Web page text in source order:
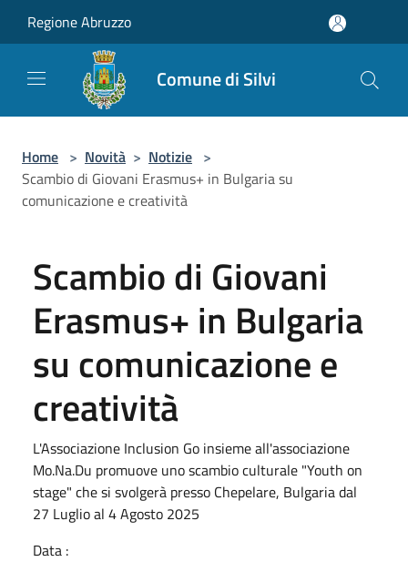
Regione Abruzzo
Comune di Silvi
Home > Novità > Notizie >
Scambio di Giovani Erasmus+ in Bulgaria su
comunicazione e creatività
Scambio di Giovani
Erasmus+ in Bulgaria
su comunicazione e
creatività
L'Associazione Inclusion Go insieme all'associazione
Mo.Na.Du promuove uno scambio culturale "Youth on
stage" che si svolgerà presso Chepelare, Bulgaria dal
27 Luglio al 4 Agosto 2025
Data :